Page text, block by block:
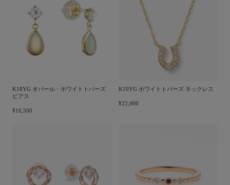
K18YG オパール・ホワイトトパーズ
ピアス
¥16,500
K10YG ホワイトトパーズ ネックレス
¥22,000